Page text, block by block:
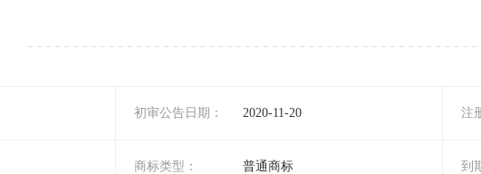
初审公告日期： 2020-11-20 注
商标类型： 普通商标 到